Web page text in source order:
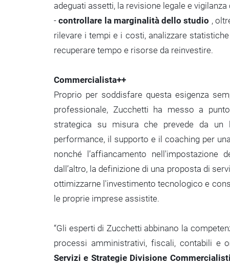
adeguati assetti, la revisione legale e
-controllare la marginalità dello studio ,
rilevare i tempi e i costi, analizzare
recuperare tempo e risorse da reinvestire.
Commercialista++
Proprio per soddisfare questa esigenza
professionale, Zucchetti ha messo a
strategica su misura che prevede da
performance, il supporto e il coaching per
nonché l’affiancamento
dall’altro, la definizione di una proposta di
ottimizzarne l'investimento tecnologico e
le proprie imprese assistite.
“Gli esperti di Zucchetti abbinano la
processi amministrativi, fiscali, contabili e
Servizi e Strategie Divisione